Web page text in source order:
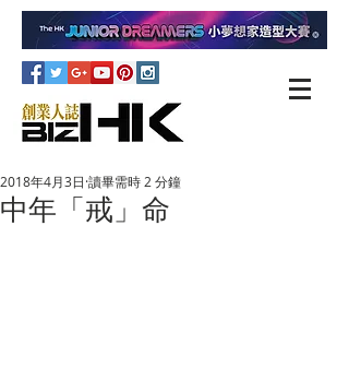
中年「戒」命
2018年4月3日 讀畢需時 2 分鐘